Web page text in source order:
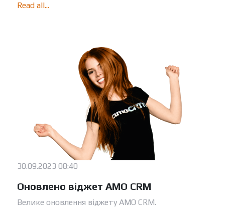
Read all...
30.09.2023 08:40
Оновлено віджет AMO CRM
Велике оновлення віджету АМО CRM.